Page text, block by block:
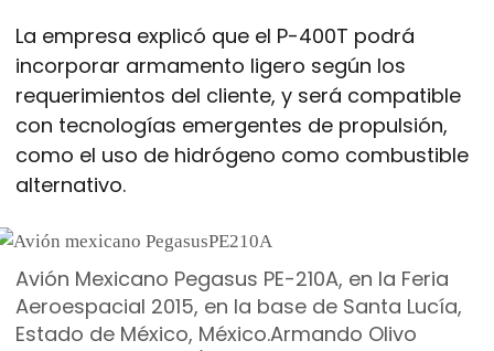
La empresa explicó que el P-400T podrá
incorporar armamento ligero según los
requerimientos del cliente, y será compatible
con tecnologías emergentes de propulsión,
como el uso de hidrógeno como combustible
alternativo.
Avión Mexicano Pegasus PE-210A, en la Feria
Aeroespacial 2015, en la base de Santa Lucía,
Estado de México, México.Armando Olivo